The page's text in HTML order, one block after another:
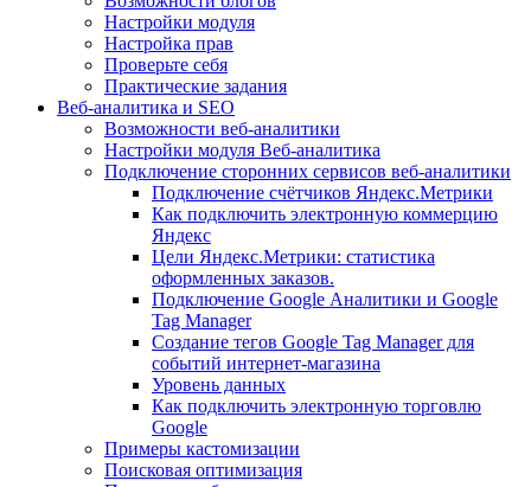
Настройки модуля
Настройка прав
Проверьте себя
Практические задания
Веб-аналитика и SEO
Возможности веб-аналитики
Настройки модуля Веб-аналитика
Подключение сторонних сервисов веб-аналитики
Подключение счётчиков Яндекс.Метрики
Как подключить электронную коммерцию
Яндекс
Цели Яндекс.Метрики: статистика
оформленных заказов.
Подключение Google Аналитики и Google
Tag Manager
Создание тегов Google Tag Manager для
событий интернет-магазина
Уровень данных
Как подключить электронную торговлю
Google
Примеры кастомизации
Поисковая оптимизация